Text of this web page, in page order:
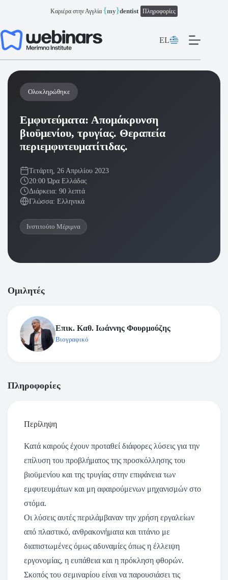
Καριέρα στην Αγγλία {my}dentist Πληροφορίες
EL
Ολοκληρώθηκε
Εμφυτεύματα: Απομάκρυνση
βιοϋμενίου, τρυγίας. Θεραπεία
περιεμφυτευματίτιδας.
Τετάρτη, 26 Απριλίου 2023
20:00 Ώρα Ελλάδας
Διάρκεια: 90 λεπτά
Γλώσσα: Ελληνικά
Ινστιτούτο Μέριμνα
Ομιλητές
Επικ. Καθ. Ιωάννης Φουρμούζης
Βιογραφικό
Πληροφορίες
Περίληψη
Κατά καιρούς έχουν προταθεί διάφορες λύσεις για την
επίλυση του προβλήματος της προσκόλλησης του
βιοϋμενίου και της τρυγίας στην επιφάνεια των
εμφυτευμάτων και μη αφαιρούμενων μηχανισμών στο
στόμα.
Οι λύσεις αυτές περιλάμβαναν την χρήση εργαλείων
από πλαστικό, ανθρακονήματα και τιτάνιο με
διαπιστωμένες όμως αδυναμίες όπως η έλλειψη
εργονομίας, η ευπάθεια και η πρόκληση φθορών.
Σκοπός του σεμιναρίου είναι να παρουσιάσει τις